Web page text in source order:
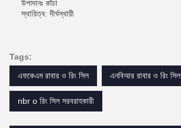
উপাদানঃ কাঁচা
স্থায়িত্ব: দীর্ঘস্থায়ী
Tags:
এফকেএম রাবার ও রিং সিল
এনবিআর রাবার ও রিং সিল
nbr o রিং সিল সরবরাহকারী